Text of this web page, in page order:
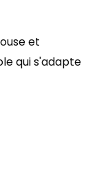
et
qui s'adapte